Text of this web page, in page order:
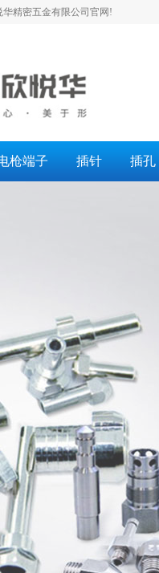
精密五金有限公司官网!
枪端子 插针 插孔